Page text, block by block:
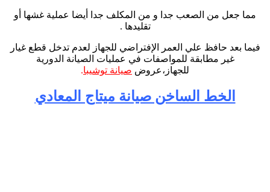
مما جعل من الصعب جدا و من المكلف جدا أيضا عملية غشها أو
تقليدها .
فيما بعد حافظ علي العمر الإفتراضي للجهاز لعدم تدخل قطع غيار
غير مطابقة للمواصفات في عمليات الصيانة الدورية
للجهاز،عروض صيانة توشيبا.
الخط الساخن صيانة ميتاج المعادي